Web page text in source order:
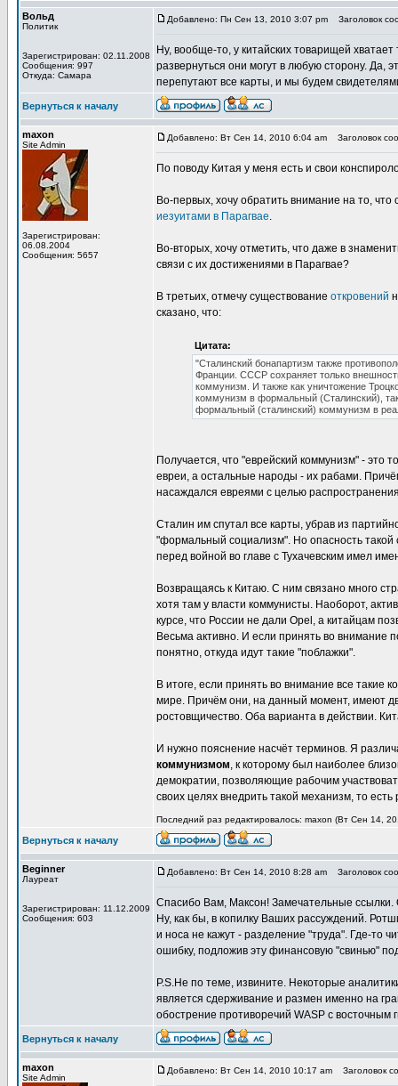
Вольд
Политик
Зарегистрирован: 02.11.2008
Сообщения: 997
Откуда: Самара
Добавлено: Пн Сен 13, 2010 3:07 pm Заголовок
Ну, вообще-то, у китайских товарищей
развернуться они могут в любую сторону. Да,
перепутают все карты, и мы будем
Вернуться к началу
maxon
Site Admin
Зарегистрирован:
06.08.2004
Сообщения: 5657
Добавлено: Вт Сен 14, 2010 6:04 am Заголовок
По поводу Китая у меня есть и свои
Во-первых, хочу обратить внимание на то,
иезуитами в Парагвае.
Во-вторых, хочу отметить, что даже в
связи с их достижениями в Парагвае?
В третьих, отмечу существование откровений
сказано, что:
Цитата:
"Сталинский бонапартизм также
Франции. СССР сохраняет только
коммунизм. И также как уничтожение
коммунизм в формальный (Сталинский),
формальный (сталинский) коммунизм в
Получается, что "еврейский коммунизм" - это
евреи, а остальные народы - их рабами.
насаждался евреями с целью
Сталин им спутал все карты, убрав из
"формальный социализм". Но опасность такой
перед войной во главе с Тухачевским имел
Возвращаясь к Китаю. С ним связано много
хотя там у власти коммунисты. Наоборот,
курсе, что России не дали Opel, а китайцам
Весьма активно. И если принять во внимание
понятно, откуда идут такие "поблажки".
В итоге, если принять во внимание все такие
мире. Причём они, на данный момент, имеют
ростовщичество. Оба варианта в действии.
И нужно пояснение насчёт терминов. Я
коммунизмом, к которому был наиболее
демократии, позволяющие рабочим
своих целях внедрить такой механизм, то
Последний раз редактировалось: maxon (Вт Сен 14,
Вернуться к началу
Beginner
Лауреат
Зарегистрирован: 11.12.2009
Сообщения: 603
Добавлено: Вт Сен 14, 2010 8:28 am Заголовок
Спасибо Вам, Максон! Замечательные ссылки.
Ну, как бы, в копилку Ваших рассуждений.
и носа не кажут - разделение "труда". Где-то
ошибку, подложив эту финансовую "свинью"
P.S.Не по теме, извините. Некоторые
является сдерживание и размен именно на
обострение противоречий WASP с восточным
Вернуться к началу
maxon
Site Admin
Добавлено: Вт Сен 14, 2010 10:17 am Заголовок